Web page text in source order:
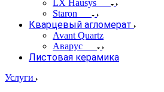
LX Hausys
Staron
Кварцевый агломерат
Avant Quartz
Аварус
Листовая керамика
Услуги